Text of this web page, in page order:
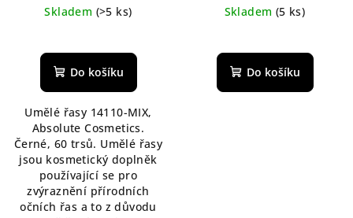
Skladem (>5 ks)
Do košíku
Umělé řasy 14110-MIX,
Absolute Cosmetics.
Černé, 60 trsů. Umělé řasy
jsou kosmetický doplněk
používající se pro
zvýraznění přírodních
očních řas a to z důvodu
Skladem (5 ks)
Do košíku